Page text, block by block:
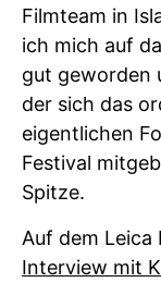
Filmteam in
ich mich auf
gut geworden
der sich das
eigentlichen
Festival
Spitze.
Auf dem Leica
Interview mit